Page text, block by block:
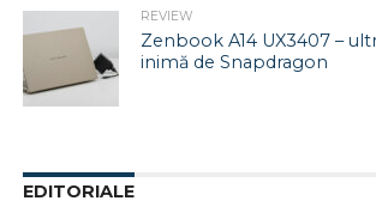
REVIEW
Zenbook A14 UX3407 –
inimă de Snapdragon
EDITORIALE